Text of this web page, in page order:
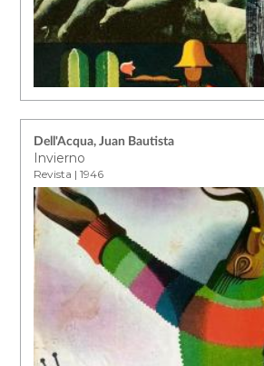
Dell'Acqua, Juan Bautista
Invierno
Revista | 1946